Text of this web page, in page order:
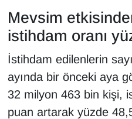
Mevsim
istihdam oranı
İstihdam edilenlerin
ayında bir önceki aya
32 milyon 463 bin kişi,
puan artarak yüzde
MAGAZİN
MEDYA
ONE EKONOMİ